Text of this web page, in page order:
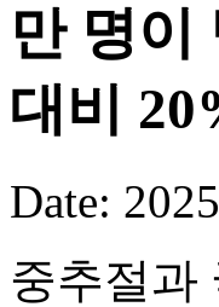
만 명이
대비
Date:
중추절과